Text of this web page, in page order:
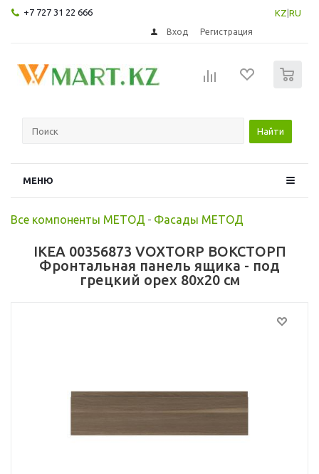
+7 727 31 22 666 KZ RU
Вход Регистрация
Найти
МЕНЮ
Все компоненты МЕТОД - Фасады МЕТОД
IKEA 00356873 VOXTORP ВОКСТОРП
Фронтальная панель ящика - под
грецкий орех 80x20 см